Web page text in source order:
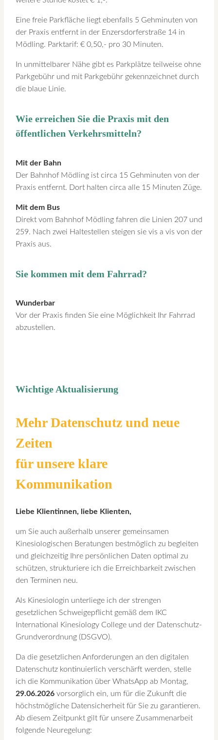
Eine freie Parkfläche liegt ebenfalls 5 Gehminuten von
der Praxis entfernt in der Enzersdorferstraße 14 in
Mödling. Parktarif: € 0,50,- pro 30 Minuten.
In unmittelbarer Nähe gibt es Parkplätze teilweise ohne
Parkgebühr und mit Parkgebühr gekennzeichnet durch
die blaue Linie.
Wie erreichen Sie die Praxis mit den
öffentlichen Verkehrsmitteln?
Mit der Bahn
Der Bahnhof Mödling ist circa 15 Gehminuten von der
Praxis entfernt. Dort halten circa alle 15 Minuten Züge.
Mit dem Bus
Direkt vom Bahnhof Mödling fahren die Linien 207 und
259. Nach zwei Haltestellen steigen sie vis a vis von der
Praxis aus.
Sie kommen mit dem Fahrrad?
Wunderbar
Vor der Praxis finden Sie eine Möglichkeit Ihr Fahrrad
abzustellen.
Wichtige Aktualisierung
Mehr Datenschutz und neue
Zeiten
für unsere klare
Kommunikation
Liebe Klientinnen, liebe Klienten,
um Sie auch außerhalb unserer gemeinsamen
Kinesiologischen Beratungen bestmöglich zu begleiten
und gleichzeitig Ihre persönlichen Daten optimal zu
schützen, strukturiere ich die Erreichbarkeit zwischen
den Terminen neu.
Als Kinesiologin unterliege ich der strengen
gesetzlichen Schweigepflicht gemäß dem IKC
International Kinesiology College und der Datenschutz-
Grundverordnung (DSGVO).
Da die gesetzlichen Anforderungen an den digitalen
Datenschutz kontinuierlich verschärft werden, stelle
ich die Kommunikation über WhatsApp ab Montag,
29.06.2026 vorsorglich ein, um für die Zukunft die
höchstmögliche Datensicherheit für Sie zu garantieren.
Ab diesem Zeitpunkt gilt für unsere Zusammenarbeit
folgende Neuregelung: